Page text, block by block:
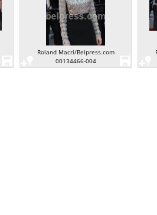
Roland Macri/Belpress.com
00134466-004